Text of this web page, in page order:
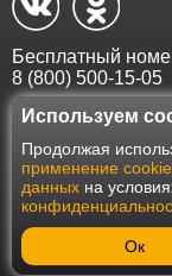
Бесплатный
8 (800) 500-15-05
Наш интернет-
Федерального
данных". Оформить
наличии согласия
улучшения работы
используем
Используем
Продолжая
применение
данных на
Ок